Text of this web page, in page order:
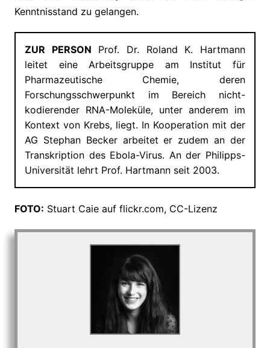
Kenntnisstand zu gelangen.
ZUR PERSON Prof. Dr. Roland K. Hartmann
leitet eine Arbeitsgruppe am Institut für
Pharmazeutische Chemie, deren
Forschungsschwerpunkt im Bereich nicht-
kodierender RNA-Moleküle, unter anderem im
Kontext von Krebs, liegt. In Kooperation mit der
AG Stephan Becker arbeitet er zudem an der
Transkription des Ebola-Virus. An der Philipps-
Universität lehrt Prof. Hartmann seit 2003.
FOTO: Stuart Caie auf flickr.com, CC-Lizenz